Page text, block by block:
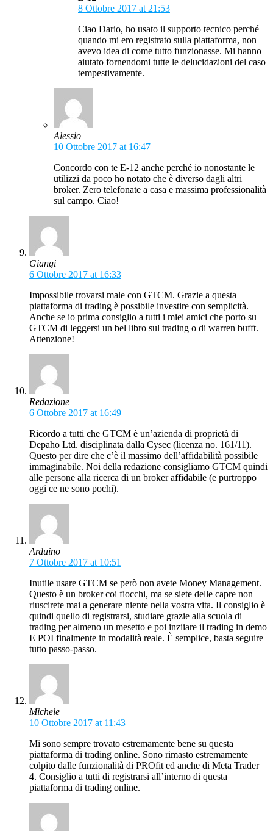
8 Ottobre 2017 at 21:53
Ciao Dario, ho usato il supporto tecnico perché
quando mi ero registrato sulla piattaforma, non
avevo idea di come tutto funzionasse. Mi hanno
aiutato fornendomi tutte le delucidazioni del caso
tempestivamente.
Alessio
10 Ottobre 2017 at 16:47
Concordo con te E-12 anche perché io nonostante le
utilizzi da poco ho notato che è diverso dagli altri
broker. Zero telefonate a casa e massima professionalità
sul campo. Ciao!
Giangi
6 Ottobre 2017 at 16:33
Impossibile trovarsi male con GTCM. Grazie a questa
piattaforma di trading è possibile investire con semplicità.
Anche se io prima consiglio a tutti i miei amici che porto su
GTCM di leggersi un bel libro sul trading o di warren bufft.
Attenzione!
Redazione
6 Ottobre 2017 at 16:49
Ricordo a tutti che GTCM è un’azienda di proprietà di
Depaho Ltd. disciplinata dalla Cysec (licenza no. 161/11).
Questo per dire che c’è il massimo dell’affidabilità possibile
immaginabile. Noi della redazione consigliamo GTCM quindi
alle persone alla ricerca di un broker affidabile (e purtroppo
oggi ce ne sono pochi).
Arduino
7 Ottobre 2017 at 10:51
Inutile usare GTCM se però non avete Money Management.
Questo è un broker coi fiocchi, ma se siete delle capre non
riuscirete mai a generare niente nella vostra vita. Il consiglio è
quindi quello di registrarsi, studiare grazie alla scuola di
trading per almeno un mesetto e poi inziiare il trading in demo
E POI finalmente in modalità reale. È semplice, basta seguire
tutto passo-passo.
Michele
10 Ottobre 2017 at 11:43
Mi sono sempre trovato estremamente bene su questa
piattaforma di trading online. Sono rimasto estremamente
colpito dalle funzionalità di PROfit ed anche di Meta Trader
4. Consiglio a tutti di registrarsi all’interno di questa
piattaforma di trading online.